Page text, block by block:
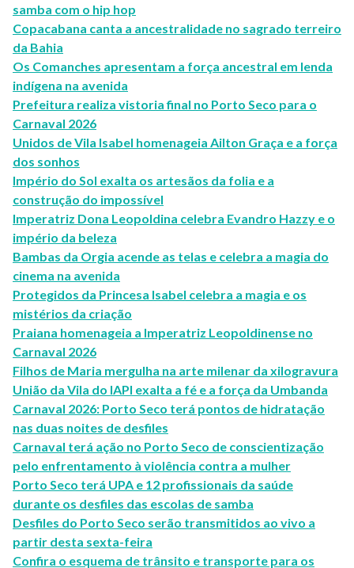
samba com o hip hop
Copacabana canta a ancestralidade no sagrado terreiro
da Bahia
Os Comanches apresentam a força ancestral em lenda
indígena na avenida
Prefeitura realiza vistoria final no Porto Seco para o
Carnaval 2026
Unidos de Vila Isabel homenageia Ailton Graça e a força
dos sonhos
Império do Sol exalta os artesãos da folia e a
construção do impossível
Imperatriz Dona Leopoldina celebra Evandro Hazzy e o
império da beleza
Bambas da Orgia acende as telas e celebra a magia do
cinema na avenida
Protegidos da Princesa Isabel celebra a magia e os
mistérios da criação
Praiana homenageia a Imperatriz Leopoldinense no
Carnaval 2026
Filhos de Maria mergulha na arte milenar da xilogravura
União da Vila do IAPI exalta a fé e a força da Umbanda
Carnaval 2026: Porto Seco terá pontos de hidratação
nas duas noites de desfiles
Carnaval terá ação no Porto Seco de conscientização
pelo enfrentamento à violência contra a mulher
Porto Seco terá UPA e 12 profissionais da saúde
durante os desfiles das escolas de samba
Desfiles do Porto Seco serão transmitidos ao vivo a
partir desta sexta-feira
Confira o esquema de trânsito e transporte para os